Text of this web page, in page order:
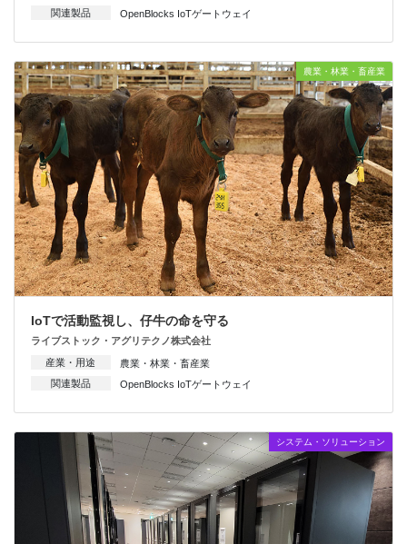
関連製品
OpenBlocks IoTゲートウェイ
農業・林業・畜産業
IoTで活動監視し、仔牛の命を守る
ライブストック・アグリテクノ株式会社
産業・用途
農業・林業・畜産業
関連製品
OpenBlocks IoTゲートウェイ
システム・ソリューション